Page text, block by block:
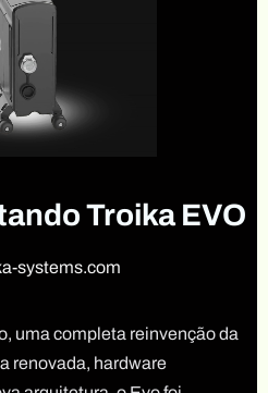
Troika EVO
systems.com
uma completa reinvenção da
renovada, hardware